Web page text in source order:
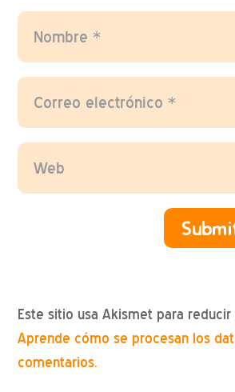
Este sitio usa Akismet para reducir
Aprende cómo se procesan los
comentarios.